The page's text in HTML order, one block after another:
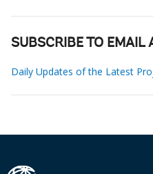
SUBSCRIBE TO EMAIL
Daily Updates of the Latest